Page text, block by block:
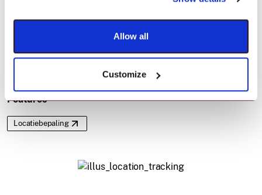
Allow all
Customize
locatiebepaling. Of het nu gaat om het monitoren
van veldoperaties of het waarborgen van de
veiligheid van uw teams, krijg de juiste zichtbaarheid
Features
Locatiebepaling